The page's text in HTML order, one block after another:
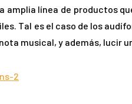
amplia línea de productos
Tal es el caso de los
musical, y además, lucir